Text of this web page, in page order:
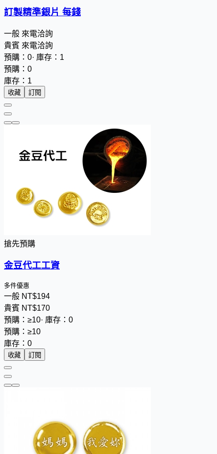
訂製精準銀片 每錢
一般 來電洽詢
貴賓 來電洽詢
預購：0· 庫存：1
預購：0
庫存：1
收藏 訂閱
搶先預購
金豆代工工資
多件優惠
一般 NT$194
貴賓 NT$170
預購：≥10· 庫存：0
預購：≥10
庫存：0
收藏 訂閱